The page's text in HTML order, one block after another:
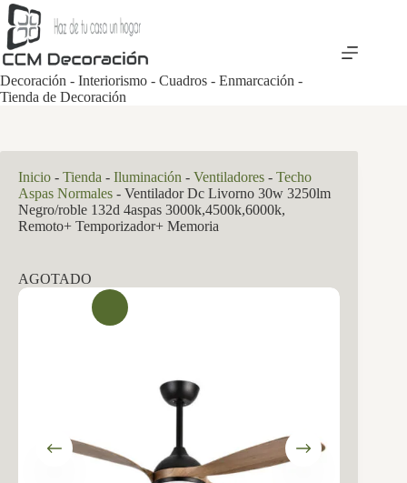
Saltar
al
contenido
Decoración - Interiorismo - Cuadros - Enmarcación -
Tienda de Decoración
Inicio - Tienda - Iluminación - Ventiladores - Techo
Aspas Normales - Ventilador Dc Livorno 30w 3250lm
Negro/roble 132d 4aspas 3000k,4500k,6000k,
Remoto+ Temporizador+ Memoria
AGOTADO